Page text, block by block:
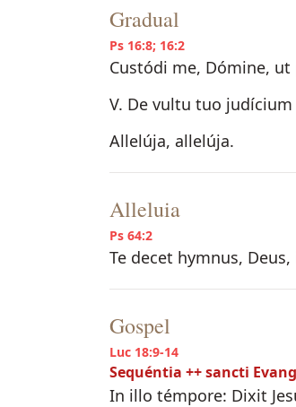
Gradual
Ps 16:8; 16:2
Custódi me, Dómine,
V. De vultu tuo
Allelúja, allelúja.
Alleluia
Ps 64:2
Te decet hymnus,
Gospel
Luc 18:9-14
Sequéntia ++ sancti
In illo témpore: Dixit